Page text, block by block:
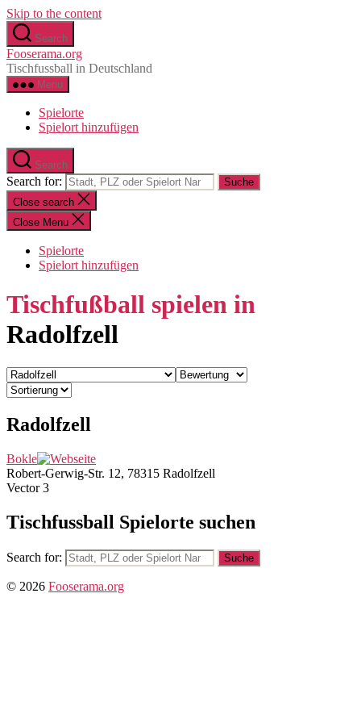
Skip to the content
Search
Fooserama.org
Tischfussball in Deutschland
Menu
Spielorte
Spielort hinzufügen
Search
Search for:
Close search
Close Menu
Spielorte
Spielort hinzufügen
Tischfußball spielen in
Radolfzell
Radolfzell
Bokle
Robert-Gerwig-Str. 12, 78315 Radolfzell
Vector 3
Tischfussball Spielorte suchen
Search for:
© 2026 Fooserama.org